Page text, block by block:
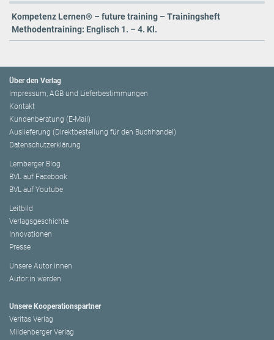
Kompetenz Lernen® – future training – Trainingsheft
Methodentraining: Englisch 1. – 4. Kl.
Über den Verlag
Impressum, AGB und Lieferbestimmungen
Kontakt
Kundenberatung (E-Mail)
Auslieferung (Direktbestellung für den Buchhandel)
Datenschutzerklärung
Lemberger Blog
BVL auf Facebook
BVL auf Youtube
Leitbild
Verlagsgeschichte
Innovationen
Presse
Unsere Autor:innen
Autor:in werden
Unsere Kooperationspartner
Veritas Verlag
Mildenberger Verlag